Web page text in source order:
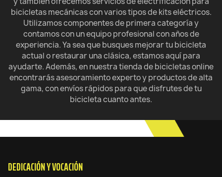
bicicletas mecánicas con varios tipos de kits eléctricos.
Utilizamos componentes de primera categoría y
contamos con un equipo profesional con años de
experiencia. Ya sea que busques mejorar tu bicicleta
actual o restaurar una clásica, estamos aquí para
ayudarte.Además, en nuestra tienda de bicicletas online
encontrarás asesoramiento experto y productos de alta
gama, con envíos rápidos para que disfrutes de tu
bicicleta cuanto antes.
DEDICACIÓN Y VOCACIÓN